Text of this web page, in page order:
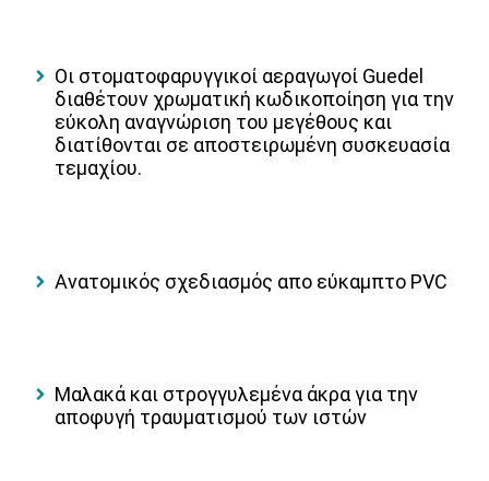
Οι στοματοφαρυγγικοί αεραγωγοί Guedel
διαθέτουν χρωματική κωδικοποίηση για την
εύκολη αναγνώριση του μεγέθους και
διατίθονται σε αποστειρωμένη συσκευασία
τεμαχίου.
Ανατομικός σχεδιασμός απο εύκαμπτο PVC
Μαλακά και στρογγυλεμένα άκρα για την
αποφυγή τραυματισμού των ιστών